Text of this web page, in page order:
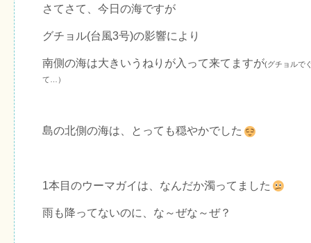
さてさて、今日の海ですが
グチョル(台風3号)の影響により
南側の海は大きいうねりが入って来てますが(グチョルで
て…）
島の北側の海は、とっても穏やかでした
1本目のウーマガイは、なんだか濁ってました
雨も降ってないのに、な～ぜな～ぜ？